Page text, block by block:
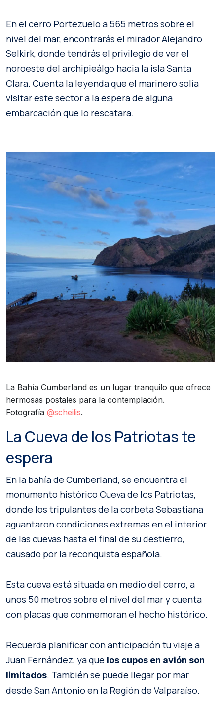
En el cerro Portezuelo a 565 metros sobre el
nivel del mar, encontrarás el mirador Alejandro
Selkirk, donde tendrás el privilegio de ver el
noroeste del archipieálgo hacia la isla Santa
Clara. Cuenta la leyenda que el marinero solía
visitar este sector a la espera de alguna
embarcación que lo rescatara.
La Bahía Cumberland es un lugar tranquilo que ofrece
hermosas postales para la contemplación.
Fotografía @scheilis.
La Cueva de los Patriotas te
espera
En la bahía de Cumberland, se encuentra el
monumento histórico Cueva de los Patriotas,
donde los tripulantes de la corbeta Sebastiana
aguantaron condiciones extremas en el interior
de las cuevas hasta el final de su destierro,
causado por la reconquista española.
Esta cueva está situada en medio del cerro, a
unos 50 metros sobre el nivel del mar y cuenta
con placas que conmemoran el hecho histórico.
Recuerda planificar con anticipación tu viaje a
Juan Fernández, ya que los cupos en avión son
limitados. También se puede llegar por mar
desde San Antonio en la Región de Valparaíso.